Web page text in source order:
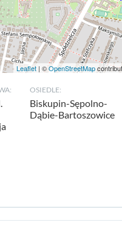
Leaflet| ©OpenStreetMap
OSIEDLE:
Biskupin-Sępolno-
Dąbie-Bartoszowice